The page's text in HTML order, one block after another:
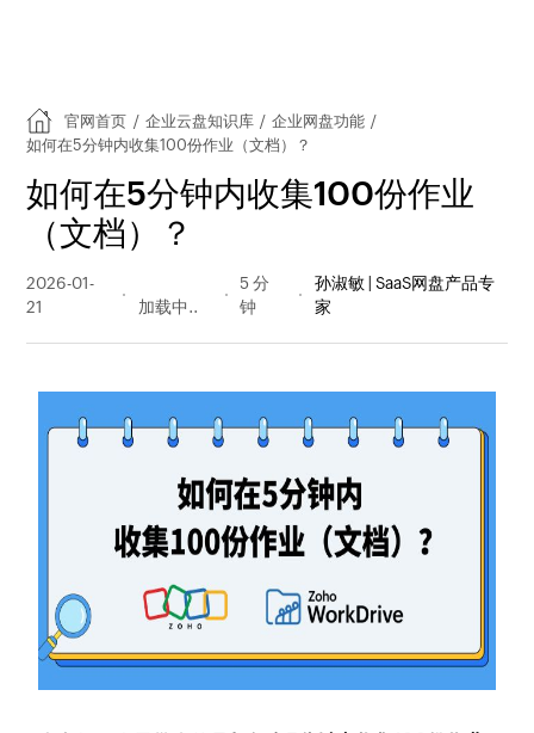
官网首页 / 企业云盘知识库 / 企业网盘功能 /
如何在5分钟内收集100份作业（文档）？
如何在5分钟内收集100份作业
（文档）？
2026-01-
21
量
5 分
钟
孙淑敏 | SaaS网盘产品专
家